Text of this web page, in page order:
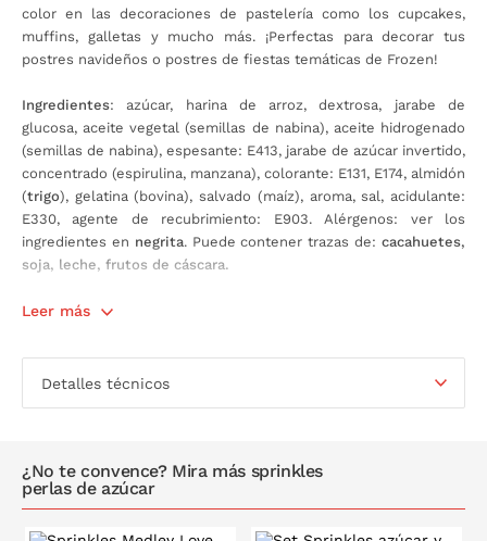
color en las decoraciones de pastelería como los cupcakes,
muffins, galletas y mucho más. ¡Perfectas para decorar tus
postres navideños o postres de fiestas temáticas de Frozen!
Ingredientes: azúcar, harina de arroz, dextrosa, jarabe de
glucosa, aceite vegetal (semillas de nabina), aceite hidrogenado
(semillas de nabina), espesante: E413, jarabe de azúcar invertido,
concentrado (espirulina, manzana), colorante: E131, E174, almidón
(trigo), gelatina (bovina), salvado (maíz), aroma, sal, acidulante:
E330, agente de recubrimiento: E903. Alérgenos: ver los
ingredientes en negrita. Puede contener trazas de:cacahuetes,
soja, leche, frutos de cáscara.
Contiene: 180 gramos.
Leer más
Detalles técnicos
¿No te convence? Mira más sprinkles
perlas de azúcar